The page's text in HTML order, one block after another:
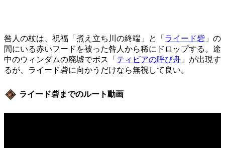
咎人の杖は、祝福「煮え立ち川の終端」と「 ライード砦 」の
間にいる赤いフードを被った咎人から稀にドロップする。途
中のウィンダムの廃墟でボス「 ティビアの呼び舟 」が出現す
るが、ライード砦に向かうだけなら無視して良い。
ライード砦までのルート動画